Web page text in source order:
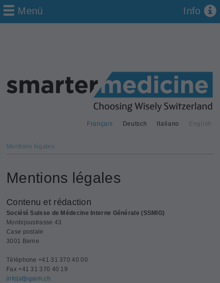
Deutsch
Français Italiano English
Menü Info
Mentions légales
Mentions légales
Contenu et rédaction
Société Suisse de Médecine Interne Générale (SSMIG)
Monbijoustrasse 43
Case postale
3001 Berne
Téléphone +41 31 370 40 00
Fax +41 31 370 40 19
info[at]sgaim.ch